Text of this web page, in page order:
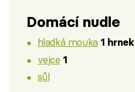
Domácí nudle
hladká mouka 1 hrnek
vejce 1
sůl